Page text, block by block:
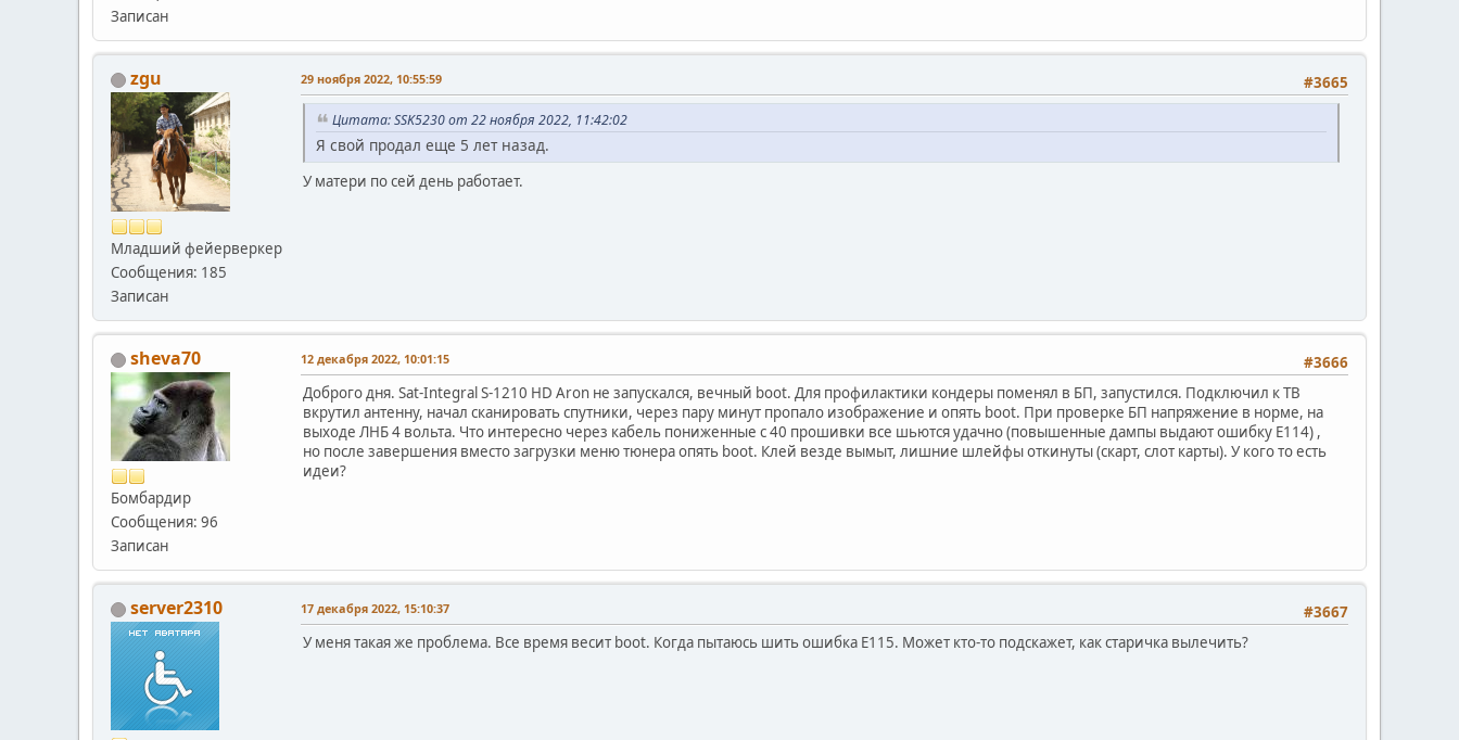
Записан
zgu
Младший фейерверкер
Сообщения: 185
Записан
#3665
29 ноября 2022, 10:55:59
Цитата: SSK5230 от 22 ноября 2022, 11:42:02
Я свой продал еще 5 лет назад.
У матери по сей день работает.
sheva70
Бомбардир
Сообщения: 96
Записан
#3666
12 декабря 2022, 10:01:15
Доброго дня. Sat-Integral S-1210 HD Aron не запускался, вечный boot. Для профилактики кондеры поменял в БП, запустился. Подключил к ТВ
вкрутил антенну, начал сканировать спутники, через пару минут пропало изображение и опять boot. При проверке БП напряжение в норме, на
выходе ЛНБ 4 вольта. Что интересно через кабель пониженные с 40 прошивки все шьются удачно (повышенные дампы выдают ошибку E114) ,
но после завершения вместо загрузки меню тюнера опять boot. Клей везде вымыт, лишние шлейфы откинуты (скарт, слот карты). У кого то есть
идеи?
server2310 #3667
17 декабря 2022, 15:10:37
У меня такая же проблема. Все время весит boot. Когда пытаюсь шить ошибка Е115. Может кто-то подскажет, как старичка вылечить?